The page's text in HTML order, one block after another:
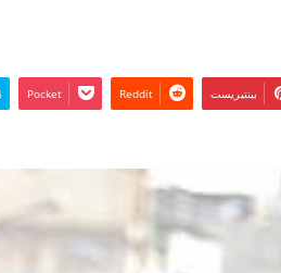
بينتيريست ‫Pocket